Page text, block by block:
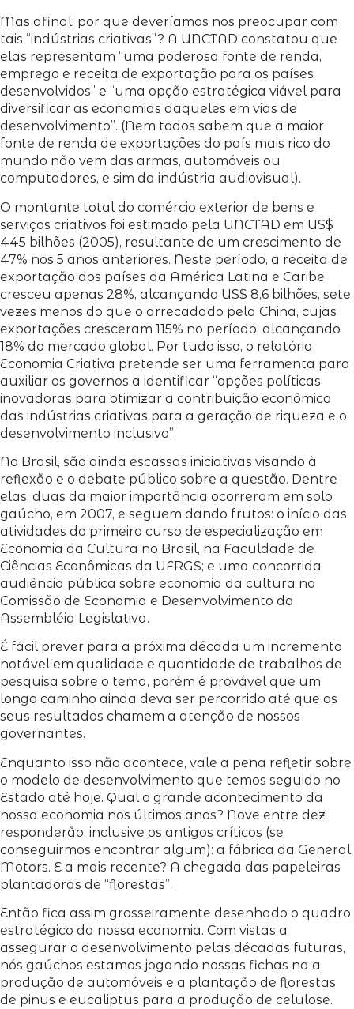
Mas afinal, por que deveríamos nos preocupar com
tais “indústrias criativas”? A UNCTAD constatou que
elas representam “uma poderosa fonte de renda,
emprego e receita de exportação para os países
desenvolvidos” e “uma opção estratégica viável para
diversificar as economias daqueles em vias de
desenvolvimento”. (Nem todos sabem que a maior
fonte de renda de exportações do país mais rico do
mundo não vem das armas, automóveis ou
computadores, e sim da indústria audiovisual).
O montante total do comércio exterior de bens e
serviços criativos foi estimado pela UNCTAD em US$
445 bilhões (2005), resultante de um crescimento de
47% nos 5 anos anteriores. Neste período, a receita de
exportação dos países da América Latina e Caribe
cresceu apenas 28%, alcançando US$ 8,6 bilhões, sete
vezes menos do que o arrecadado pela China, cujas
exportações cresceram 115% no período, alcançando
18% do mercado global. Por tudo isso, o relatório
Economia Criativa pretende ser uma ferramenta para
auxiliar os governos a identificar “opções políticas
inovadoras para otimizar a contribuição econômica
das indústrias criativas para a geração de riqueza e o
desenvolvimento inclusivo”.
No Brasil, são ainda escassas iniciativas visando à
reflexão e o debate público sobre a questão. Dentre
elas, duas da maior importância ocorreram em solo
gaúcho, em 2007, e seguem dando frutos: o início das
atividades do primeiro curso de especialização em
Economia da Cultura no Brasil, na Faculdade de
Ciências Econômicas da UFRGS; e uma concorrida
audiência pública sobre economia da cultura na
Comissão de Economia e Desenvolvimento da
Assembléia Legislativa.
É fácil prever para a próxima década um incremento
notável em qualidade e quantidade de trabalhos de
pesquisa sobre o tema, porém é provável que um
longo caminho ainda deva ser percorrido até que os
seus resultados chamem a atenção de nossos
governantes.
Enquanto isso não acontece, vale a pena refletir sobre
o modelo de desenvolvimento que temos seguido no
Estado até hoje. Qual o grande acontecimento da
nossa economia nos últimos anos? Nove entre dez
responderão, inclusive os antigos críticos (se
conseguirmos encontrar algum): a fábrica da General
Motors. E a mais recente? A chegada das papeleiras
plantadoras de “florestas”.
Então fica assim grosseiramente desenhado o quadro
estratégico da nossa economia. Com vistas a
assegurar o desenvolvimento pelas décadas futuras,
nós gaúchos estamos jogando nossas fichas na a
produção de automóveis e a plantação de florestas
de pinus e eucaliptus para a produção de celulose.